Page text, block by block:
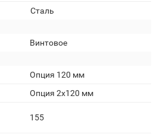
Сталь
Винтовое
Опция 120 мм
Опция 2х120 мм
155